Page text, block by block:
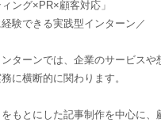
ィング×PR×顧客対応」
験できる実践型インターン／
ターンでは、企業のサービスや
に横断的に関わります。
もとにした記事制作を中心に、